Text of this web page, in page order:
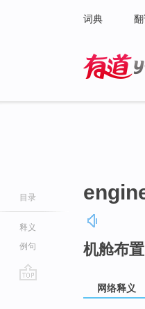
词典
目录
释义
例句
机舱布置
网络释义